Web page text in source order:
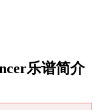
乐谱简介